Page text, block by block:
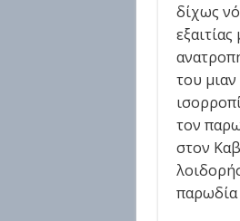
δίχως
του
τον
στον
παρωδία